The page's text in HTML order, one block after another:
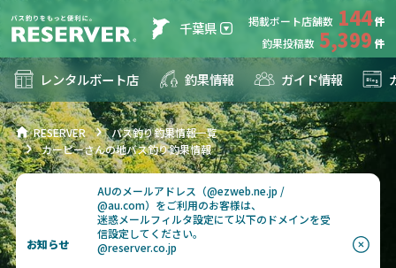
千葉県 掲載ボート店舗数 144
釣果投稿数 5,399
レンタルボート店 釣果情報 ガイド情報
RESERVER
バス釣り釣果情報一覧
カーピーさんの地バス釣り釣果情報
お知らせ
AUのメールアドレス（@ezweb.ne.jp /
@au.com）をご利用のお客様は、
迷惑メールフィルタ設定にて以下のドメインを受
信設定してください。
@reserver.co.jp